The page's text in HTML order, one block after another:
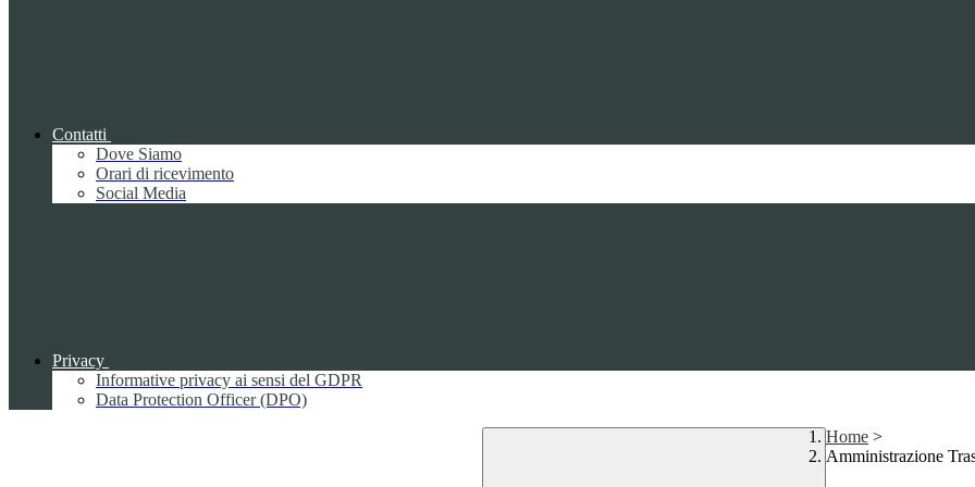
Contatti
Dove Siamo
Orari di ricevimento
Social Media
Privacy
Informative privacy ai sensi del GDPR
Data Protection Officer (DPO)
Home >
Amministrazione